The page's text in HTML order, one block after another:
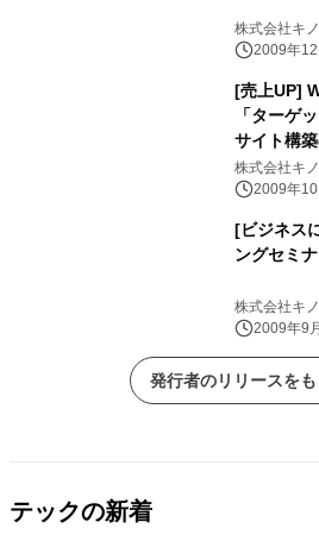
株式会社キ
2009年
[売上UP]
「ターゲ
サイト構
株式会社キ
2009年
[ビジネス
ングセミ
株式会社キ
2009年9
発行者のリリースを
テックの新着